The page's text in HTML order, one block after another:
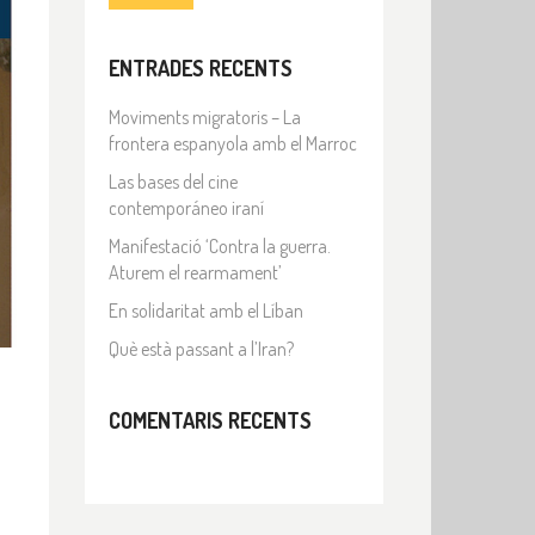
ENTRADES RECENTS
Moviments migratoris – La
frontera espanyola amb el Marroc
Las bases del cine
contemporáneo iraní
Manifestació ‘Contra la guerra.
Aturem el rearmament’
En solidaritat amb el Líban
Què està passant a l’Iran?
COMENTARIS RECENTS